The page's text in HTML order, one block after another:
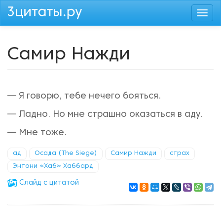
Перейти
Самир Нажди
— Я говорю, тебе нечего бояться.
— Ладно. Но мне страшно оказаться в аду.
— Мне тоже.
ад Осада (The Siege) Самир Нажди страх
Энтони «Хаб» Хаббард
Cлайд с цитатой